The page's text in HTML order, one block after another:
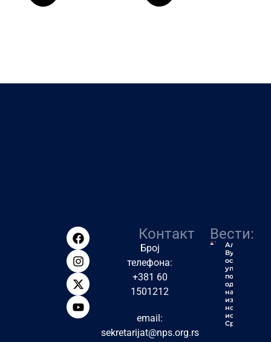
Контакт
Број
телефона:
+381 60
1501212
email:
sekretarijat@nps.org.rs
Вести:
Алексић:
Вучић ће
остати
упамћен
по једној
од
највећих
издаја у
новијој
историји
Србије